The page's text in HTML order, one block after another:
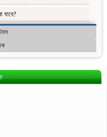
যাবে?